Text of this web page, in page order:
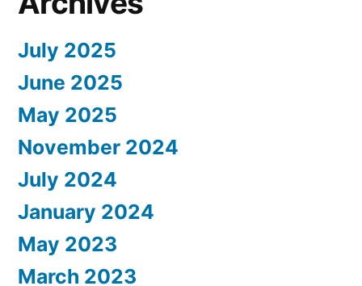
July 2025
June 2025
May 2025
November 2024
July 2024
January 2024
May 2023
March 2023